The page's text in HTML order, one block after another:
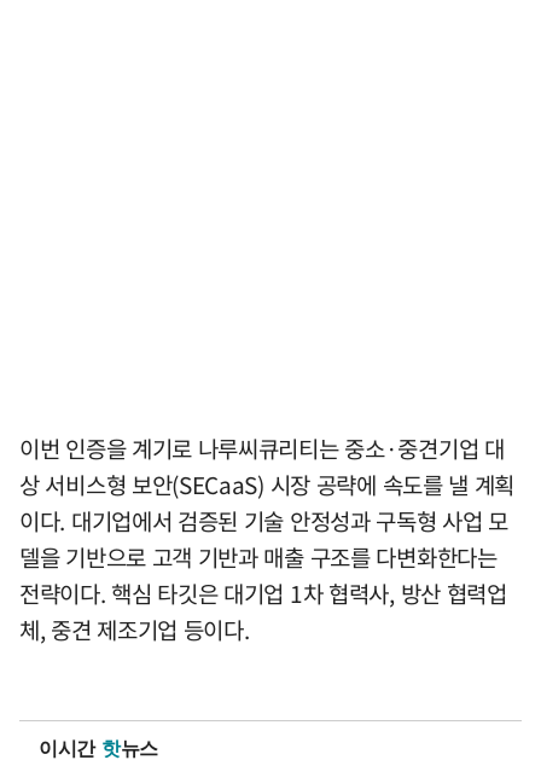
이번 인증을 계기로 나루씨큐리티는 중소·중견기업 대
상 서비스형 보안(SECaaS) 시장 공략에 속도를 낼 계획
이다. 대기업에서 검증된 기술 안정성과 구독형 사업 모
델을 기반으로 고객 기반과 매출 구조를 다변화한다는
전략이다. 핵심 타깃은 대기업 1차 협력사, 방산 협력업
체, 중견 제조기업 등이다.
이시간 핫뉴스